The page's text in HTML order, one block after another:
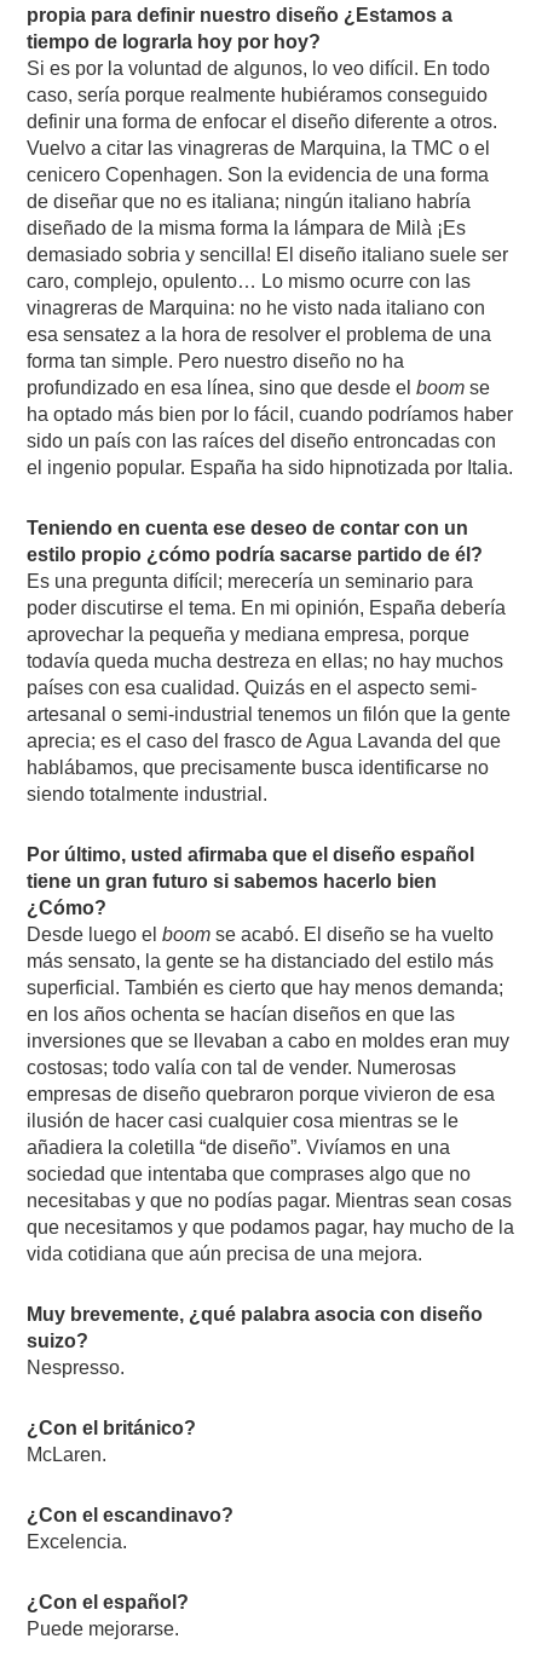
propia para definir nuestro diseño ¿Estamos a
tiempo de lograrla hoy por hoy?
Si es por la voluntad de algunos, lo veo difícil. En todo
caso, sería porque realmente hubiéramos conseguido
definir una forma de enfocar el diseño diferente a otros.
Vuelvo a citar las vinagreras de Marquina, la TMC o el
cenicero Copenhagen. Son la evidencia de una forma
de diseñar que no es italiana; ningún italiano habría
diseñado de la misma forma la lámpara de Milà ¡Es
demasiado sobria y sencilla! El diseño italiano suele ser
caro, complejo, opulento… Lo mismo ocurre con las
vinagreras de Marquina: no he visto nada italiano con
esa sensatez a la hora de resolver el problema de una
forma tan simple. Pero nuestro diseño no ha
profundizado en esa línea, sino que desde elboomse
ha optado más bien por lo fácil, cuando podríamos haber
sido un país con las raíces del diseño entroncadas con
el ingenio popular. España ha sido hipnotizada por Italia.
Teniendo en cuenta ese deseo de contar con un
estilo propio ¿cómo podría sacarse partido de él?
Es una pregunta difícil; merecería un seminario para
poder discutirse el tema. En mi opinión, España debería
aprovechar la pequeña y mediana empresa, porque
todavía queda mucha destreza en ellas; no hay muchos
países con esa cualidad. Quizás en el aspecto semi-
artesanal o semi-industrial tenemos un filón que la gente
aprecia; es el caso del frasco de Agua Lavanda del que
hablábamos, que precisamente busca identificarse no
siendo totalmente industrial.
Por último, usted afirmaba que el diseño español
tiene un gran futuro si sabemos hacerlo bien
¿Cómo?
Desde luego elboomse acabó. El diseño se ha vuelto
más sensato, la gente se ha distanciado del estilo más
superficial. También es cierto que hay menos demanda;
en los años ochenta se hacían diseños en que las
inversiones que se llevaban a cabo en moldes eran muy
costosas; todo valía con tal de vender. Numerosas
empresas de diseño quebraron porque vivieron de esa
ilusión de hacer casi cualquier cosa mientras se le
añadiera la coletilla “de diseño”. Vivíamos en una
sociedad que intentaba que comprases algo que no
necesitabas y que no podías pagar. Mientras sean cosas
que necesitamos y que podamos pagar, hay mucho de la
vida cotidiana que aún precisa de una mejora.
Muy brevemente, ¿qué palabra asocia con diseño
suizo?
Nespresso.
¿Con el británico?
McLaren.
¿Con el escandinavo?
Excelencia.
¿Con el español?
Puede mejorarse.